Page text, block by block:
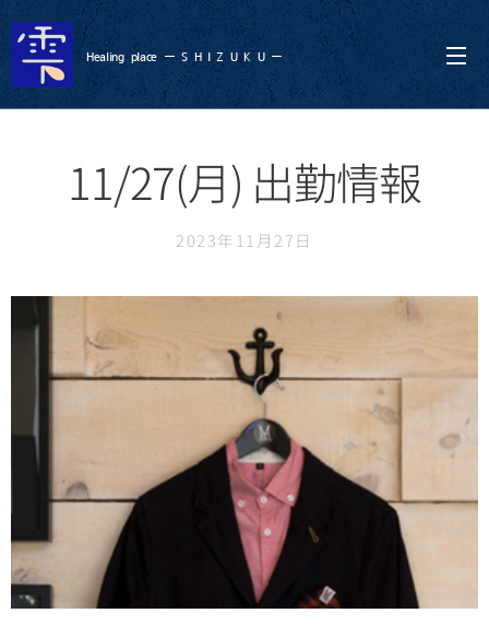
Healing place ー S H I Z U K U ー
11/27(月) 出勤情報
2023年11月27日